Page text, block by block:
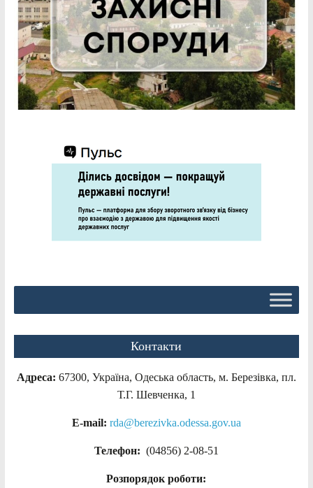
Контакти
Адреса: 67300, Україна, Одеська область, м. Березівка, пл.
Т.Г. Шевченка, 1
E-mail: rda@berezivka.odessa.gov.ua
Телефон: (04856) 2-08-51
Розпорядок роботи: